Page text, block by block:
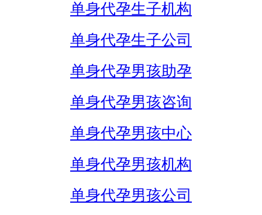
单身代孕生子机构
单身代孕生子公司
单身代孕男孩助孕
单身代孕男孩咨询
单身代孕男孩中心
单身代孕男孩机构
单身代孕男孩公司